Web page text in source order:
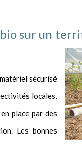
sur un
sécurisé
locales.
place par des
Les bonnes